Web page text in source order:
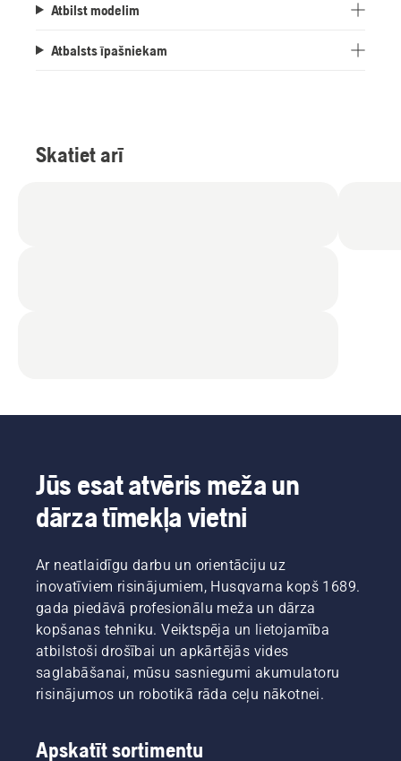
Atbilst modelim
Atbalsts īpašniekam
Skatiet arī
Jūs esat atvēris meža un
dārza tīmekļa vietni
Ar neatlaidīgu darbu un orientāciju uz
inovatīviem risinājumiem, Husqvarna kopš 1689.
gada piedāvā profesionālu meža un dārza
kopšanas tehniku. Veiktspēja un lietojamība
atbilstoši drošībai un apkārtējās vides
saglabāšanai, mūsu sasniegumi akumulatoru
risinājumos un robotikā rāda ceļu nākotnei.
Apskatīt sortimentu